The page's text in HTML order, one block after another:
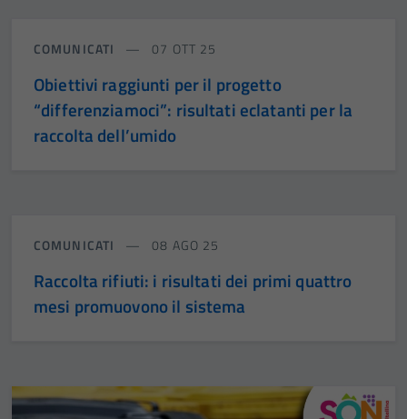
COMUNICATI 07 OTT 25
Obiettivi raggiunti per il progetto
“differenziamoci”: risultati eclatanti per la
raccolta dell’umido
COMUNICATI 08 AGO 25
Raccolta rifiuti: i risultati dei primi quattro
mesi promuovono il sistema